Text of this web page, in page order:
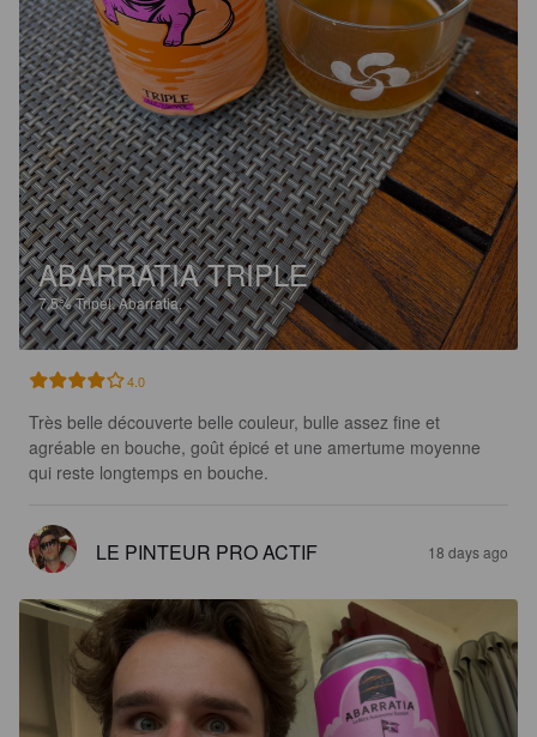
ABARRATIA TRIPLE
7.5%Tripel.Abarratia.
4.0
Très belle découverte belle couleur, bulle assez fine et
agréable en bouche, goût épicé et une amertume moyenne
qui reste longtemps en bouche.
LE PINTEUR PRO ACTIF 18 days ago